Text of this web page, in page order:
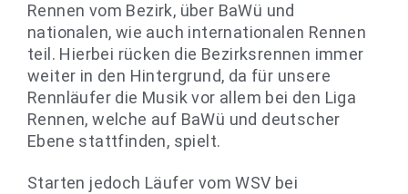
Rennen vom Bezirk, über BaWü und
nationalen, wie auch internationalen Rennen
teil. Hierbei rücken die Bezirksrennen immer
weiter in den Hintergrund, da für unsere
Rennläufer die Musik vor allem bei den Liga
Rennen, welche auf BaWü und deutscher
Ebene stattfinden, spielt.
Starten jedoch Läufer vom WSV bei